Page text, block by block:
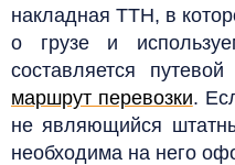
накладная ТТН, в
о грузе и
составляется
маршрут перевозки.
не являющийся
необходима на него